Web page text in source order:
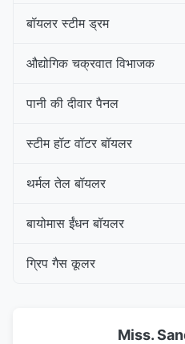
बॉयलर स्टीम ड्रम
औद्योगिक चक्रवात विभाजक
पानी की दीवार पैनल
स्टीम हॉट वॉटर बॉयलर
थर्मल तेल बॉयलर
बायोमास ईंधन बॉयलर
ग्रिप गैस कूलर
Miss.